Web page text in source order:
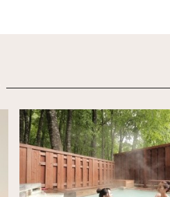
詳細はこちら